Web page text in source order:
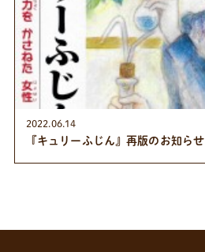
2022.06.14
『キュリーふじん』再版のお知らせ